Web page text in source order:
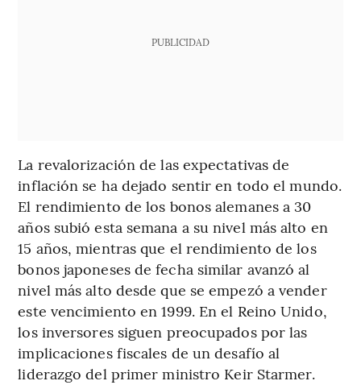
PUBLICIDAD
La revalorización de las expectativas de
inflación se ha dejado sentir en todo el mundo.
El rendimiento de los bonos alemanes a 30
años subió esta semana a su nivel más alto en
15 años, mientras que el rendimiento de los
bonos japoneses de fecha similar avanzó al
nivel más alto desde que se empezó a vender
este vencimiento en 1999. En el Reino Unido,
los inversores siguen preocupados por las
implicaciones fiscales de un desafío al
liderazgo del primer ministro Keir Starmer.